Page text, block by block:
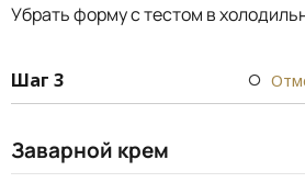
Убрать форму с тестом в
Шаг 3
Заварной крем